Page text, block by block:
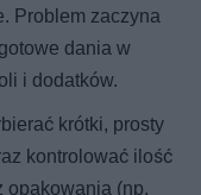
Problem zaczyna
dania w
i dodatków.
krótki, prosty
kontrolować ilość
opakowania (np.